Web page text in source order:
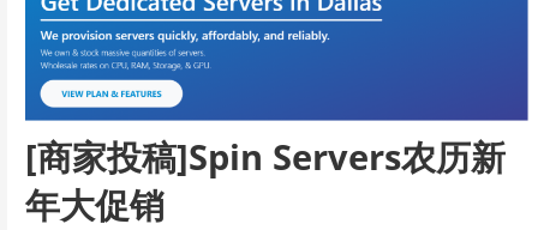
[商家投稿]Spin Servers农历新
年大促销